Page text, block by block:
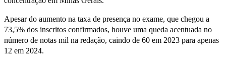
Apesar do aumento na taxa de presença no exame, que chegou a
73,5% dos inscritos confirmados, houve uma queda acentuada no
número de notas mil na redação, caindo de 60 em 2023 para apenas
12 em 2024.